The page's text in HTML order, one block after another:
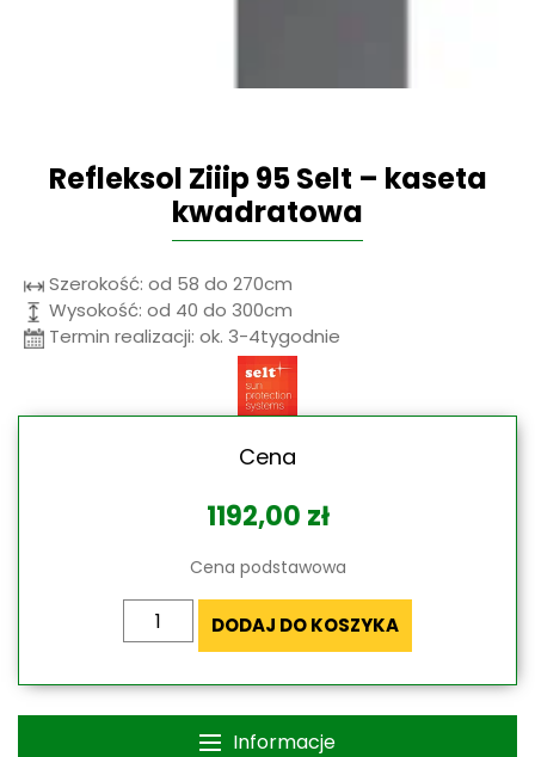
Refleksol Ziiip 95 Selt – kaseta
kwadratowa
Szerokość: od 58 do 270cm
Wysokość: od 40 do 300cm
Termin realizacji: ok. 3-4tygodnie
Cena
1192,00 zł
Cena podstawowa
ilość
Refleksol
95
DODAJ DO KOSZYKA
Informacje